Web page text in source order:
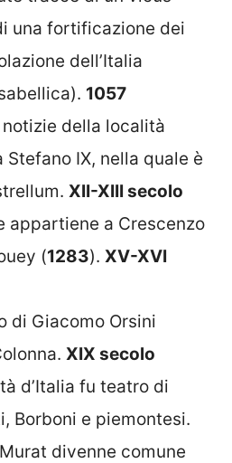
una fortificazione dei
dell’Italia
1057
della località
IX, nella quale è
XII-XIII secolo
appartiene a Crescenzo
(1283). XV-XVI
di Giacomo Orsini
XIX secolo
d’Italia fu teatro di
Borboni e piemontesi.
divenne comune